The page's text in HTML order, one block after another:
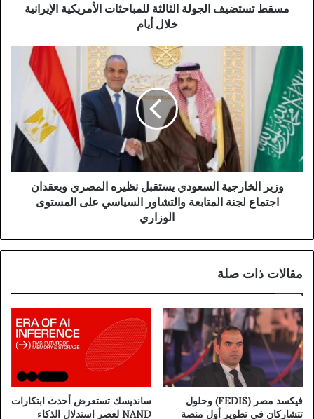
مسقط تستضيف الجولة الثالثة للمباحثات الأمريكية الإيرانية
خلال أيام
وزير الخارجية السعودي يستقبل نظيره المصري ويعقدان
اجتماع لجنة المتابعة والتشاور السياسي على المستوى
الوزاري
مقالات ذات صلة
فيكسد مصر (FEDIS) وحلول
تتشاركان في تطوير أول منصة
سانديسك تستعرض أحدث ابتكارات
NAND لعصر استدلال الذكاء